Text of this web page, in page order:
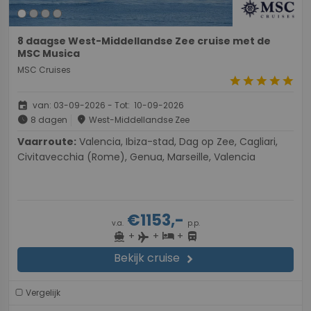
8 daagse West-Middellandse Zee cruise met de
MSC Musica
MSC Cruises
starstarstarstarstar
event van: 03-09-2026 - Tot: 10-09-2026
schedule 8 dagen place West-Middellandse Zee
Vaarroute:
Civitavecchia (Rome), Genua, Marseille, Valencia
v.a.€1153,- p.p.
directions_boat + flight + hotel+ directions_bus
Bekijk cruise chevron_right
Vergelijk